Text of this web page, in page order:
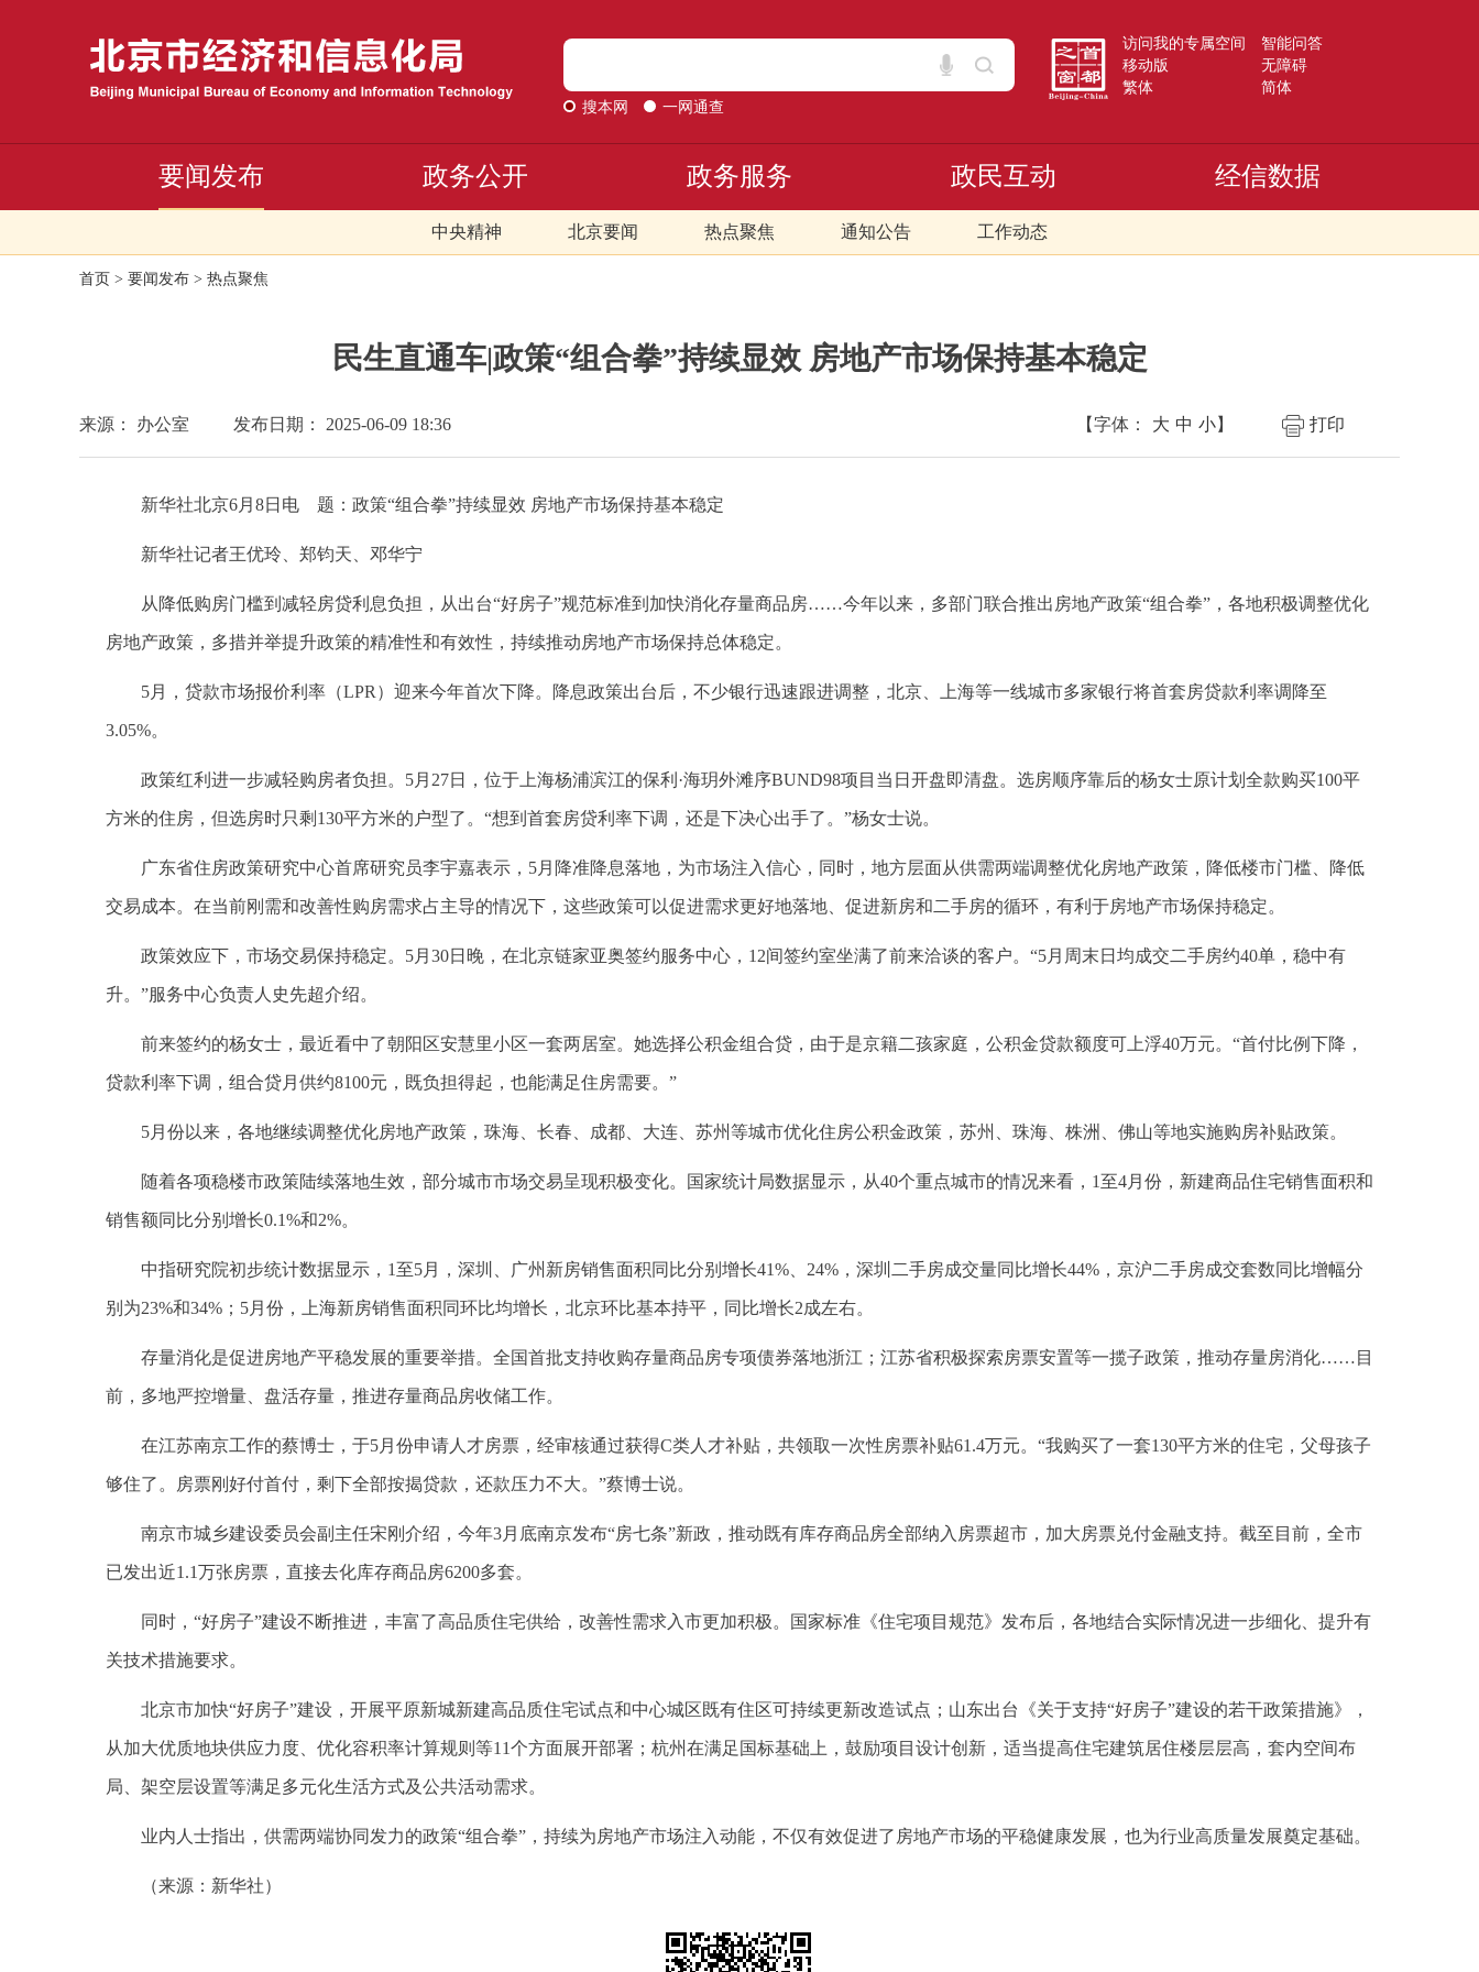
搜本网 一网通查
访问我的专属空间
智能问答
移动版
无障碍
繁体
简体
要闻发布
中央精神 北京要闻 热点聚焦 通知公告 工作动态
政务公开 政务服务 政民互动 经信数据
首页 > 要闻发布 > 热点聚焦
民生直通车|政策“组合拳”持续显效 房地产市场保持基本稳定
来源： 办公室 发布日期： 2025-06-09 18:36 【字体： 大 中 小】 打印
新华社北京6月8日电 题：政策“组合拳”持续显效 房地产市场保持基本稳定
新华社记者王优玲、郑钧天、邓华宁
从降低购房门槛到减轻房贷利息负担，从出台“好房子”规范标准到加快消化存量商品房……今年以来，多部门联合推出房地产政策“组合拳”，各地积极调整优化
房地产政策，多措并举提升政策的精准性和有效性，持续推动房地产市场保持总体稳定。
5月，贷款市场报价利率（LPR）迎来今年首次下降。降息政策出台后，不少银行迅速跟进调整，北京、上海等一线城市多家银行将首套房贷款利率调降至
3.05%。
政策红利进一步减轻购房者负担。5月27日，位于上海杨浦滨江的保利·海玥外滩序BUND98项目当日开盘即清盘。选房顺序靠后的杨女士原计划全款购买100平
方米的住房，但选房时只剩130平方米的户型了。“想到首套房贷利率下调，还是下决心出手了。”杨女士说。
广东省住房政策研究中心首席研究员李宇嘉表示，5月降准降息落地，为市场注入信心，同时，地方层面从供需两端调整优化房地产政策，降低楼市门槛、降低
交易成本。在当前刚需和改善性购房需求占主导的情况下，这些政策可以促进需求更好地落地、促进新房和二手房的循环，有利于房地产市场保持稳定。
政策效应下，市场交易保持稳定。5月30日晚，在北京链家亚奥签约服务中心，12间签约室坐满了前来洽谈的客户。“5月周末日均成交二手房约40单，稳中有
升。”服务中心负责人史先超介绍。
前来签约的杨女士，最近看中了朝阳区安慧里小区一套两居室。她选择公积金组合贷，由于是京籍二孩家庭，公积金贷款额度可上浮40万元。“首付比例下降，
贷款利率下调，组合贷月供约8100元，既负担得起，也能满足住房需要。”
5月份以来，各地继续调整优化房地产政策，珠海、长春、成都、大连、苏州等城市优化住房公积金政策，苏州、珠海、株洲、佛山等地实施购房补贴政策。
随着各项稳楼市政策陆续落地生效，部分城市市场交易呈现积极变化。国家统计局数据显示，从40个重点城市的情况来看，1至4月份，新建商品住宅销售面积和
销售额同比分别增长0.1%和2%。
中指研究院初步统计数据显示，1至5月，深圳、广州新房销售面积同比分别增长41%、24%，深圳二手房成交量同比增长44%，京沪二手房成交套数同比增幅分
别为23%和34%；5月份，上海新房销售面积同环比均增长，北京环比基本持平，同比增长2成左右。
存量消化是促进房地产平稳发展的重要举措。全国首批支持收购存量商品房专项债券落地浙江；江苏省积极探索房票安置等一揽子政策，推动存量房消化……目
前，多地严控增量、盘活存量，推进存量商品房收储工作。
在江苏南京工作的蔡博士，于5月份申请人才房票，经审核通过获得C类人才补贴，共领取一次性房票补贴61.4万元。“我购买了一套130平方米的住宅，父母孩子
够住了。房票刚好付首付，剩下全部按揭贷款，还款压力不大。”蔡博士说。
南京市城乡建设委员会副主任宋刚介绍，今年3月底南京发布“房七条”新政，推动既有库存商品房全部纳入房票超市，加大房票兑付金融支持。截至目前，全市
已发出近1.1万张房票，直接去化库存商品房6200多套。
同时，“好房子”建设不断推进，丰富了高品质住宅供给，改善性需求入市更加积极。国家标准《住宅项目规范》发布后，各地结合实际情况进一步细化、提升有
关技术措施要求。
北京市加快“好房子”建设，开展平原新城新建高品质住宅试点和中心城区既有住区可持续更新改造试点；山东出台《关于支持“好房子”建设的若干政策措施》，
从加大优质地块供应力度、优化容积率计算规则等11个方面展开部署；杭州在满足国标基础上，鼓励项目设计创新，适当提高住宅建筑居住楼层层高，套内空间布
局、架空层设置等满足多元化生活方式及公共活动需求。
业内人士指出，供需两端协同发力的政策“组合拳”，持续为房地产市场注入动能，不仅有效促进了房地产市场的平稳健康发展，也为行业高质量发展奠定基础。
（来源：新华社）